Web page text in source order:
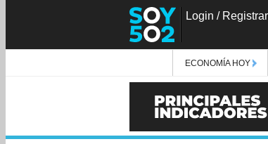
Login /
ECONOMÍA HOY